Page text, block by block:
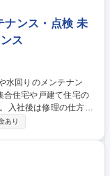
界でも最高レベルの待
月額最高8万円の資格
、努力次第でキャリア
ナンス・点検 未
ス
入社後は修理の仕方や
いきますので、未経験
ございます。 ※メンテ
務については、パート
あり